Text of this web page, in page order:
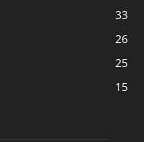
33
26
25
15